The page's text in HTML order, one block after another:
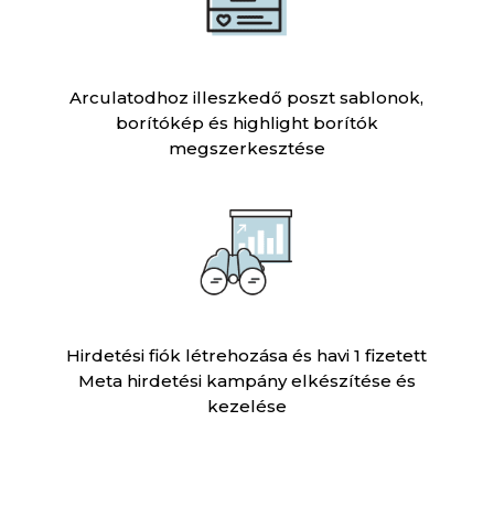
Arculatodhoz illeszkedő poszt sablonok,
borítókép és highlight borítók
megszerkesztése
Hirdetési fiók létrehozása és havi 1 fizetett
Meta hirdetési kampány elkészítése és
kezelése